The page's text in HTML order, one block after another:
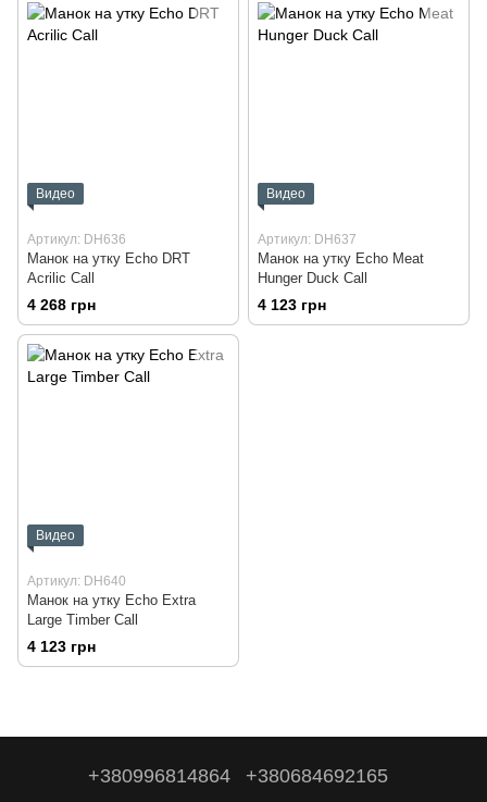
Видео
Артикул: DH636
Манок на утку Echo DRT
Acrilic Call
4 268 грн
Видео
Артикул: DH637
Манок на утку Echo Meat
Hunger Duck Call
4 123 грн
Видео
Артикул: DH640
Манок на утку Echo Extra
Large Timber Call
4 123 грн
+380996814864 +380684692165